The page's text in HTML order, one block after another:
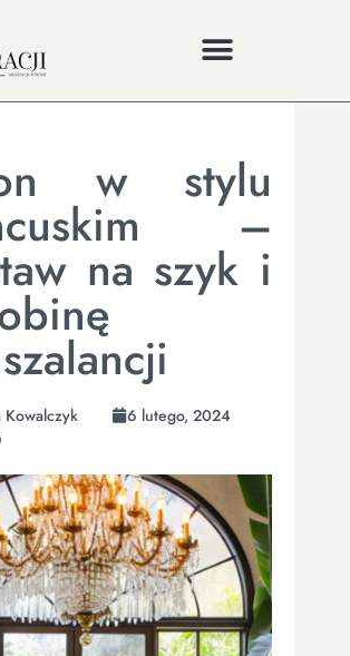
w stylu
–
na szyk i
Kowalczyk
6 lutego, 2024